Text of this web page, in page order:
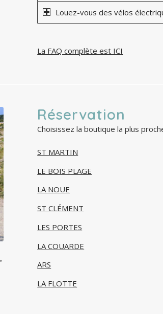
Louez-vous des vélos
La FAQ complète est ICI
,
Réservation
Choisissez la boutique la plus
ST MARTIN
LE BOIS PLAGE
LA NOUE
ST CLÉMENT
LES PORTES
LA COUARDE
ARS
LA FLOTTE